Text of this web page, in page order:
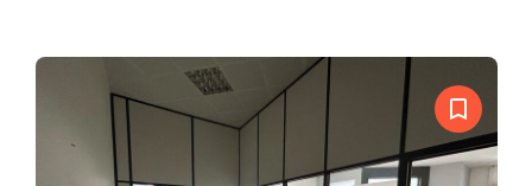
bookmark_border